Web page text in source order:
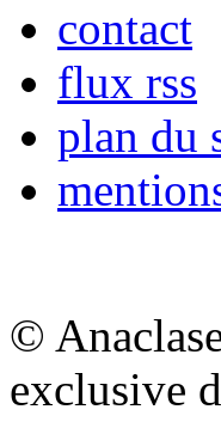
contact
flux rss
plan du
©
exclusive